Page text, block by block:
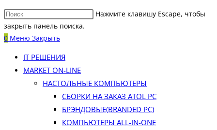
Нажмите клавишу Escape, чтобы
закрыть панель поиска.
0 Меню Закрыть
IT РЕШЕНИЯ
MARKET ON-LINE
НАСТОЛЬНЫЕ КОМПЬЮТЕРЫ
СБОРКИ НА ЗАКАЗ ATOL PC
БРЭНДОВЫЕ(BRANDED PC)
КОМПЬЮТЕРЫ ALL-IN-ONE